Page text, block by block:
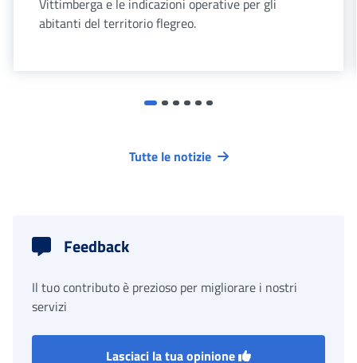
Vittimberga e le indicazioni operative per gli
abitanti del territorio flegreo.
Tutte le notizie
Feedback
Il tuo contributo è prezioso per migliorare i nostri
servizi
Lasciaci la tua opinione